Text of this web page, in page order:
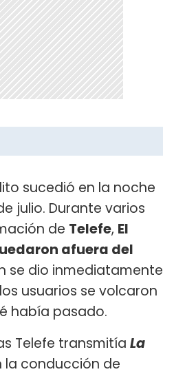
sucedió en la noche
julio. Durante varios
de Telefe, El
afuera del
se dio inmediatamente
usuarios se volcaron
había pasado.
Telefe transmitía La
la conducción de